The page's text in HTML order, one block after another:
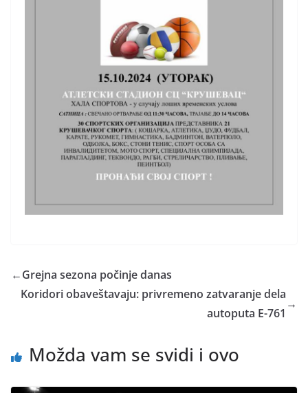
←Grejna sezona počinje danas
Koridori obaveštavaju: privremeno zatvaranje dela
autoputa E-761
→
Možda vam se svidi i ovo